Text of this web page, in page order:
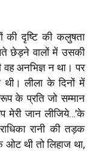
की दृष्टि की कलुषता
छेड़ने वालों में उसकी
वह अनभिज्ञ न था। पर
लीला के दिनों में
के प्रति जो सम्मान
मेरी जान लीजिये…’के
रानी की तड़क
थी तो लिहाज था,